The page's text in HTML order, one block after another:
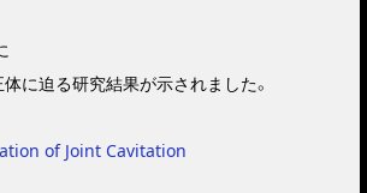
に迫る研究結果が示されました。
of Joint Cavitation